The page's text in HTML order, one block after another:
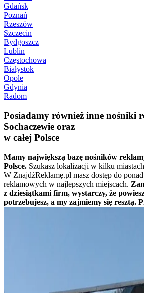
Gdańsk
Poznań
Rzeszów
Szczecin
Bydgoszcz
Lublin
Częstochowa
Białystok
Opole
Gdynia
Radom
Posiadamy również inne nośniki
Sochaczewie oraz
w całej Polsce
Mamy największą bazę nośników
Polsce. Szukasz lokalizacji w kilku
W ZnajdźReklamę.pl masz dostęp do
reklamowych w najlepszych miejscach.
z dziesiątkami firm, wystarczy, że
potrzebujesz, a my zajmiemy się resztą.